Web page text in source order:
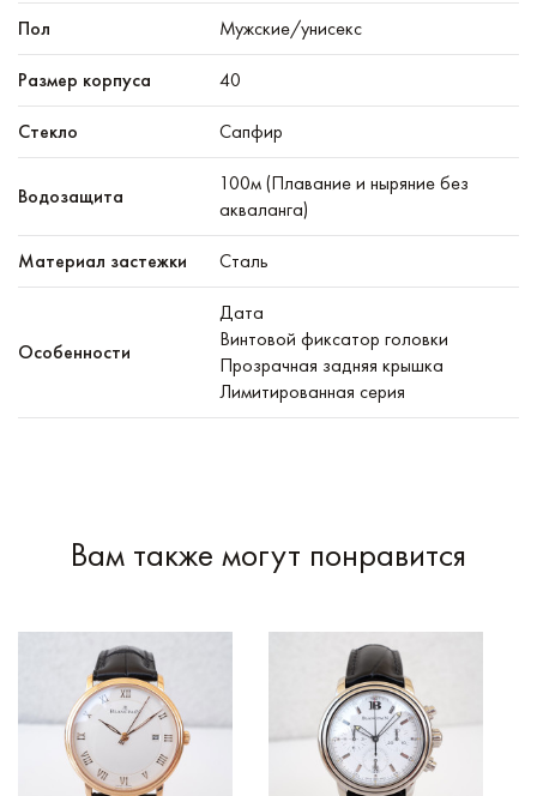
Пол Мужские/унисекс
Размер корпуса 40
Стекло Сапфир
Водозащита
100м (Плавание и ныряние без
акваланга)
Материал застежки Сталь
Особенности
Дата
Винтовой фиксатор головки
Прозрачная задняя крышка
Лимитированная серия
Вам также могут понравится